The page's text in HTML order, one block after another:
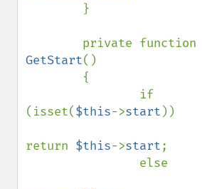
GetStart()
(isset($this->start ))
return $this->start;